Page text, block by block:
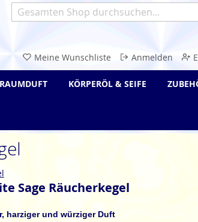
Meine Wunschliste Anmelden
Sage Räucherkegel
harziger und würziger Duft
KÖRPERÖL & SEIFE